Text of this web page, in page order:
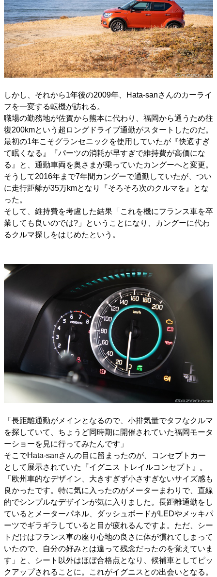
しかし、それから1年後の2009年、Hata-sanさんのカーライ
フを一変する転機が訪れる。
職場の勤務地が佐賀から熊本に代わり、福岡から通うため往
復200kmという超ロングドライブ通勤がスタートしたのだ。
最初の1年こそグランセニックを使用していたが『快適すぎ
て眠くなる』『パーツの消耗が早すぎで維持費が高価にな
る』と、通勤車両を奥さまが乗っていたカングーへと変更。
そうして2016年まで7年間カングーで通勤していたが、つい
に走行距離が35万kmとなり『そろそろ次のクルマを』とな
った。
そして、維持費を考慮した結果「これを機にフランス車を卒
業しても良いのでは?」ということになり、カングーに代わ
るクルマ探しをはじめたという。
「長距離通勤がメインとなるので、小排気量でタフなクルマ
を探していて、ちょうど同時期に開催されていた福岡モータ
ーショーを見に行ってみたんです」
そこでHata-sanさんの目に留まったのが、コンセプトカー
として展示されていた『イグニス トレイルコンセプト』。
「欧州車的なデザイン、大きすぎず小さすぎないサイズ感も
良かったです。特に気に入ったのがメーターまわりで、直線
的でシンプルなデザインが気に入りました。長距離通勤をし
ているとメーターパネル、ダッシュボードがLEDやメッキパ
ーツでギラギラしていると目が疲れるんですよ。ただ、シー
トだけはフランス車の座り心地の良さに体が慣れてしまって
いたので、自分の好みとは違って残念だったのを覚えていま
す」と、シート以外はほぼ合格点となり、候補車としてピッ
クアップされることに。これがイグニスとの出会いとなる。